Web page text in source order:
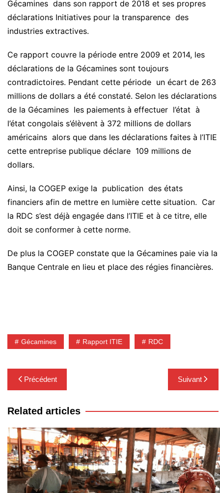
Gécamines dans son rapport de 2018 et ses propres
déclarations Initiatives pour la transparence des
industries extractives.
Ce rapport couvre la période entre 2009 et 2014, les
déclarations de la Gécamines sont toujours
contradictoires. Pendant cette période un écart de 263
millions de dollars a été constaté. Selon les déclarations
de la Gécamines les paiements à effectuer l’état à
l’état congolais s’élèvent à 372 millions de dollars
américains alors que dans les déclarations faites à l’ITIE
cette entreprise publique déclare 109 millions de
dollars.
Ainsi, la COGEP exige la publication des états
financiers afin de mettre en lumière cette situation. Car
la RDC s’est déjà engagée dans l’ITIE et à ce titre, elle
doit se conformer à cette norme.
De plus la COGEP constate que la Gécamines paie via la
Banque Centrale en lieu et place des régies financières.
Gécamines Rapport ITIE RDC
Navigation
de
l’article
Précédent Suivant
Related articles